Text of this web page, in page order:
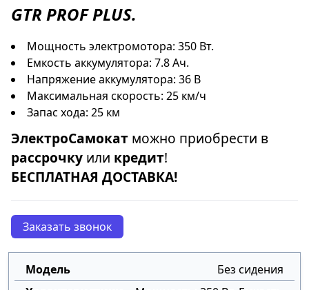
GTR PROF PLUS.
Мощность электромотора: 350 Вт.
Емкость аккумулятора: 7.8 Ач.
Напряжение аккумулятора: 36 В
Максимальная скорость: 25 км/ч
Запас хода: 25 км
ЭлектроСамокат можно приобрести в
рассрочку или кредит!
БЕСПЛАТНАЯ ДОСТАВКА!
Заказать звонок
Без сидения